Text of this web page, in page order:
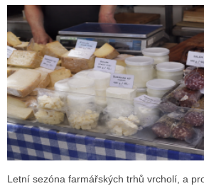
Letní sezóna farmářských trhů vrcholí, a